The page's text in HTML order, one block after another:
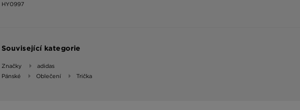
HY0997
Související kategorie
Značky
adidas
Pánské
Oblečení Trička